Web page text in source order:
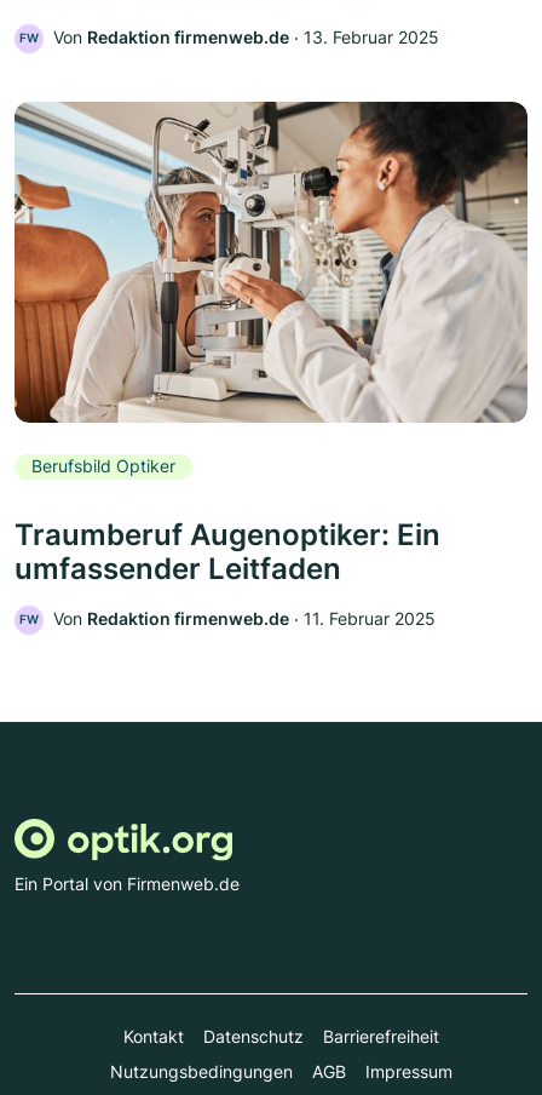
FW Von Redaktion firmenweb.de ‧ 13. Februar 2025
Berufsbild Optiker
Traumberuf Augenoptiker: Ein
umfassender Leitfaden
FW Von Redaktion firmenweb.de ‧ 11. Februar 2025
Ein Portal von Firmenweb.de
Kontakt Datenschutz
Barrierefreiheit
Nutzungsbedingungen
AGB Impressum